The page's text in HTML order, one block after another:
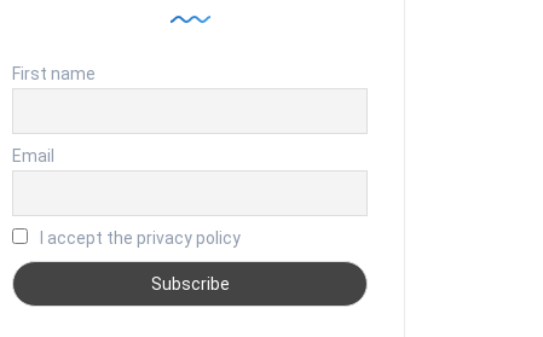
First name
Email
I accept the privacy policy